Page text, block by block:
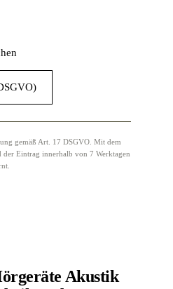
gemäß Art. 17 DSGVO. Mit dem
Eintrag innerhalb von 7 Werktagen
Akustik